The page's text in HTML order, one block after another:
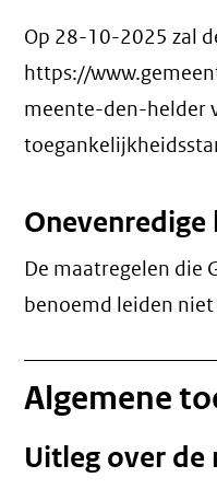
Op 28-10-2025 zal
https://
meente-den-helder
Onevenredige
De maatregelen die
benoemd leiden
Algemene
Uitleg over de